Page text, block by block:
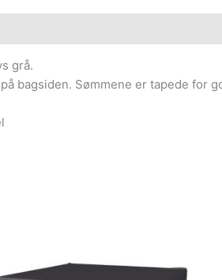
grå.
bagsiden. Sømmene er tapede